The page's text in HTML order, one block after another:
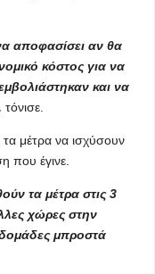
αποφασίσει αν θα
κόστος για να
και να
τόνισε.
μέτρα να ισχύσουν
που έγινε.
τα μέτρα στις 3
χώρες στην
μπροστά